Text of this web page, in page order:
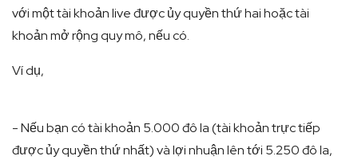
với một tài khoản live được ủy quyền thứ hai hoặc tài
khoản mở rộng quy mô, nếu có.
Ví dụ,
- Nếu bạn có tài khoản 5.000 đô la (tài khoản trực tiếp
được ủy quyền thứ nhất) và lợi nhuận lên tới 5.250 đô la,